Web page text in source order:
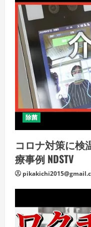
除菌
コロナ対策に検
療事例 NDSTV